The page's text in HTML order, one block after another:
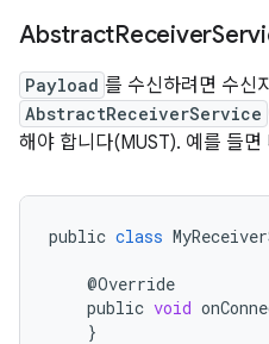
AbstractReceiver
Payload 를 수신하려면 수신
AbstractReceiverService
해야 합니다(MUST). 예를 들면
public class
@Override
public void
}